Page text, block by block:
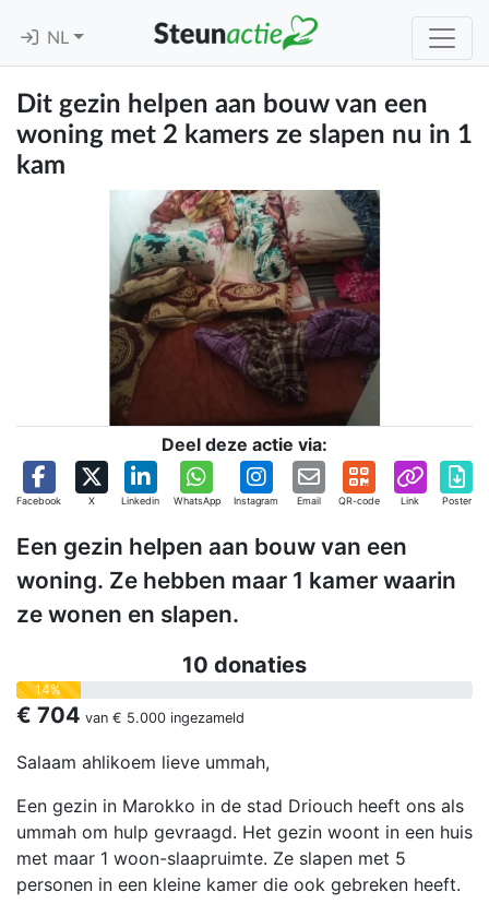
NL
Dit gezin helpen aan bouw van een
woning met 2 kamers ze slapen nu in 1
kam
Deel deze actie via:
Facebook X Linkedin WhatsApp Instagram Email QR-code Link Poster
Een gezin helpen aan bouw van een
woning. Ze hebben maar 1 kamer waarin
ze wonen en slapen.
10 donaties
14%
€ 704 van € 5.000 ingezameld
Salaam ahlikoem lieve ummah,
Een gezin in Marokko in de stad Driouch heeft ons als
ummah om hulp gevraagd. Het gezin woont in een huis
met maar 1 woon-slaapruimte. Ze slapen met 5
personen in een kleine kamer die ook gebreken heeft.